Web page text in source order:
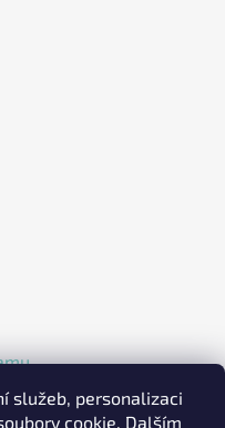
služeb, personalizaci
cookie. Dalším